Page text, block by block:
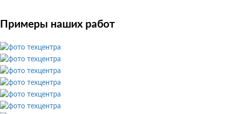
Примеры наших работ